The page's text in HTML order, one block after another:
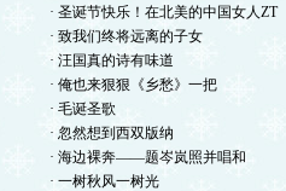
· 圣诞节快乐！在北美的中国女人ZT
· 致我们终将远离的子女
· 汪国真的诗有味道
· 俺也来狠狠《乡愁》一把
· 毛诞圣歌
· 忽然想到西双版纳
· 海边裸奔——题岑岚照并唱和
· 一树秋风一树光